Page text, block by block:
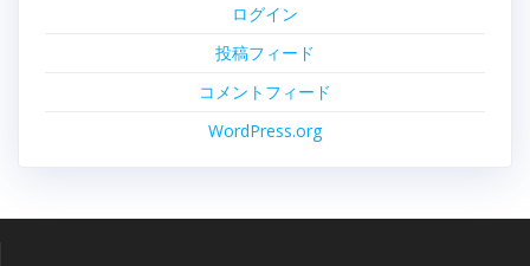
ログイン
投稿フィード
コメントフィード
WordPress.org